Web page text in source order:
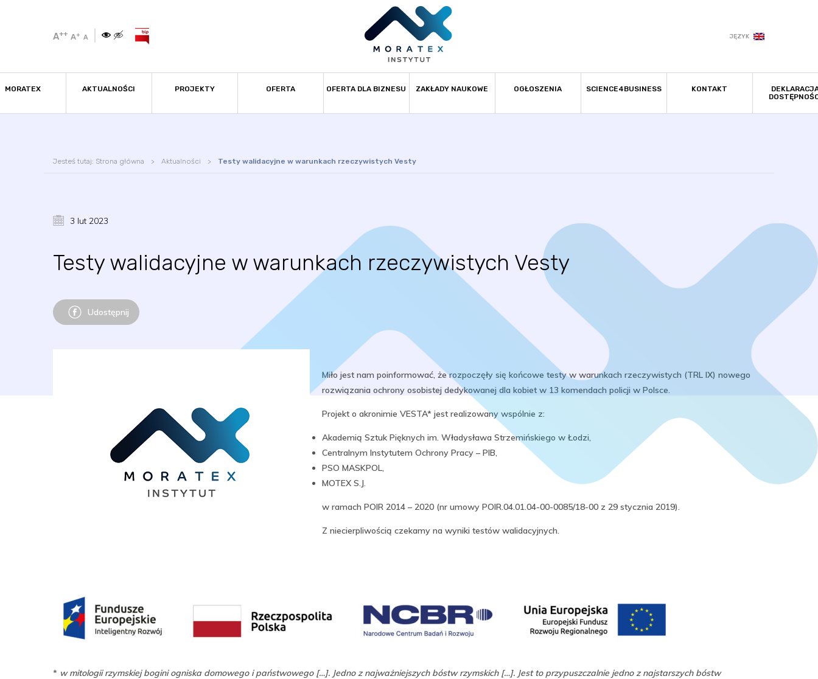
A++ A+ A JĘZYK
MORATEX AKTUALNOŚCI PROJEKTY OFERTA OFERTA DLA BIZNESU ZAKŁADY NAUKOWE OGŁOSZENIA SCIENCE4BUSINESS KONTAKT
Jesteś tutaj: Strona główna Aktualności Testy walidacyjne w warunkach rzeczywistych Vesty
3 lut 2023
Testy walidacyjne w warunkach rzeczywistych Vesty
Udostępnij
Miło jest nam poinformować, że rozpoczęły się końcowe testy w warunkach rzeczywistych (TRL IX) nowego
rozwiązania ochrony osobistej dedykowanej dla kobiet w 13 komendach policji w Polsce.
Projekt o akronimie VESTA* jest realizowany wspólnie z:
Akademią Sztuk Pięknych im. Władysława Strzemińskiego w Łodzi,
Centralnym Instytutem Ochrony Pracy – PIB,
PSO MASKPOL,
MOTEX S.J.
w ramach POIR 2014 – 2020 (nr umowy POIR.04.01.04-00-0085/18-00 z 29 stycznia 2019).
Z niecierpliwością czekamy na wyniki testów walidacyjnych.
* w mitologii rzymskiej bogini ogniska domowego i państwowego […]. Jedno z najważniejszych bóstw rzymskich […]. Jest to przypuszczalnie jedno z najstarszych bóstw